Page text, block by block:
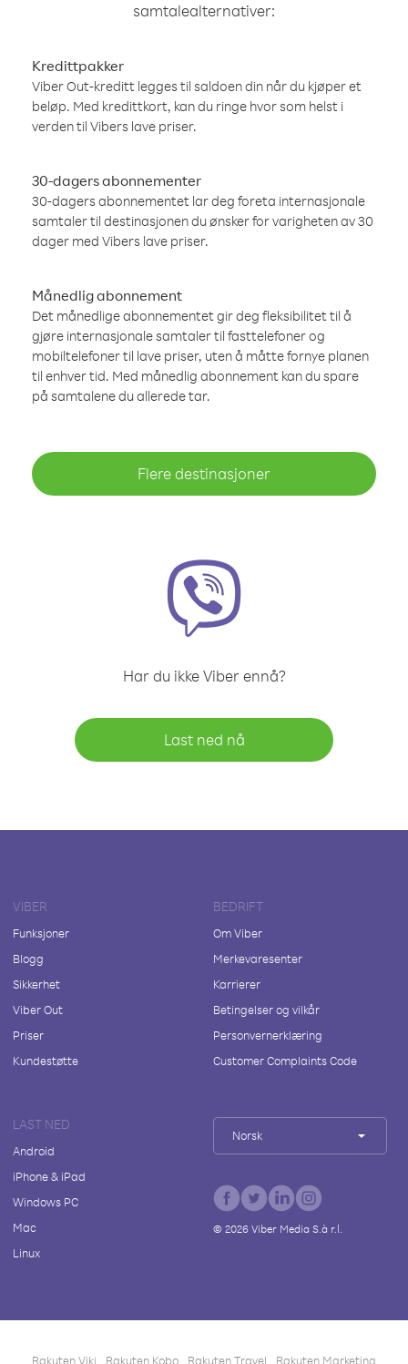
samtalealternativer:
Kredittpakker
Viber Out-kreditt legges til saldoen din når du kjøper et
beløp. Med kredittkort, kan du ringe hvor som helst i
verden til Vibers lave priser.
30-dagers abonnementer
30-dagers abonnementet lar deg foreta internasjonale
samtaler til destinasjonen du ønsker for varigheten av 30
dager med Vibers lave priser.
Månedlig abonnement
Det månedlige abonnementet gir deg fleksibilitet til å
gjøre internasjonale samtaler til fasttelefoner og
mobiltelefoner til lave priser, uten å måtte fornye planen
til enhver tid. Med månedlig abonnement kan du spare
på samtalene du allerede tar.
Flere destinasjoner
Har du ikke Viber ennå?
Last ned nå
VIBER
Funksjoner
Blogg
Sikkerhet
Viber Out
Priser
Kundestøtte
BEDRIFT
Om Viber
Merkevaresenter
Karrierer
Betingelser og vilkår
Personvernerklæring
Customer Complaints Code
LAST NED
Android
iPhone & iPad
Windows PC
Mac
Linux
Norsk
© 2026Viber Media S.à r.l.
Rakuten Viki Rakuten Kobo Rakuten Travel Rakuten Marketing